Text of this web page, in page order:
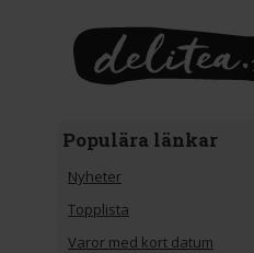
Populära länkar
Nyheter
Topplista
Varor med kort datum